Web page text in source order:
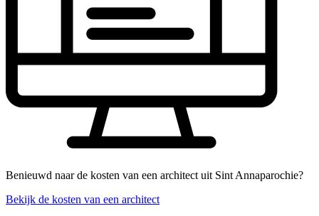
Benieuwd naar de kosten van een architect uit Sint Annaparochie?
Bekijk de kosten van een architect